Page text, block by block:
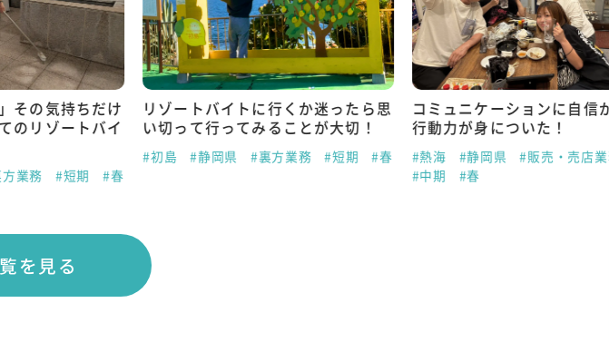
その気持ちだけ
のリゾートバイ
業務 #短期 #春
リゾートバイトに行くか迷ったら思
い切って行ってみることが大切！
#初島 #静岡県 #裏方業務 #短期 #春
コミュニケーションに自信
行動力が身についた！
#熱海 #静岡県
#販売・売店
#中期
#春
を見る